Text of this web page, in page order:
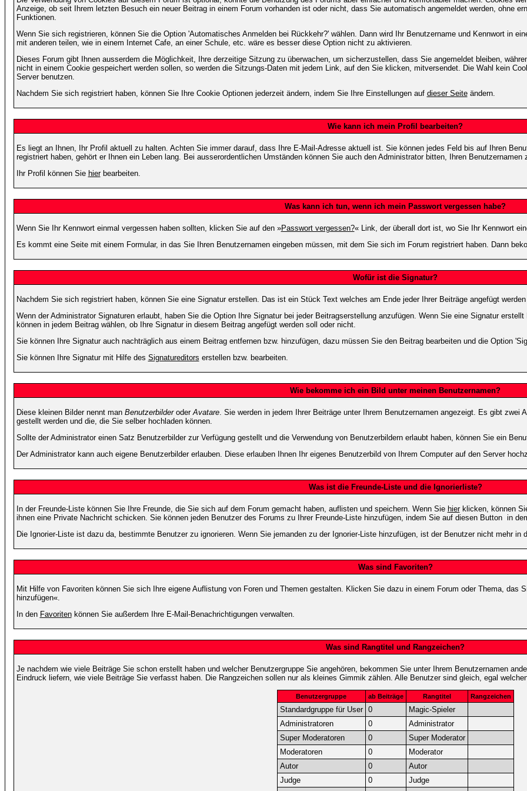
Anzeige, ob seit Ihrem letzten Besuch ein neuer Beitrag in einem Forum vorhanden ist oder nicht, dass Sie automatisch angemeldet werden, ohne
Funktionen.
Wenn Sie sich registrieren, können Sie die Option 'Automatisches Anmelden bei Rückkehr?' wählen. Dann wird Ihr Benutzername und Kennwort in
mit anderen teilen, wie in einem Internet Cafe, an einer Schule, etc. wäre es besser diese Option nicht zu aktivieren.
Dieses Forum gibt Ihnen ausserdem die Möglichkeit, Ihre derzeitige Sitzung zu überwachen, um sicherzustellen, dass Sie angemeldet bleiben,
nicht in einem Cookie gespeichert werden sollen, so werden die Sitzungs-Daten mit jedem Link, auf den Sie klicken, mitversendet. Die Wahl kein
Server benutzen.
Nachdem Sie sich registriert haben, können Sie Ihre Cookie Optionen jederzeit ändern, indem Sie Ihre Einstellungen auf dieser Seiteändern.
Wie kann ich mein Profil bearbeiten?
Es liegt an Ihnen, Ihr Profil aktuell zu halten. Achten Sie immer darauf, dass Ihre E-Mail-Adresse aktuell ist. Sie können jedes Feld bis auf Ihren
registriert haben, gehört er Ihnen ein Leben lang. Bei ausserordentlichen Umständen können Sie auch den Administrator bitten, Ihren
Ihr Profil können Sie hierbearbeiten.
Was kann ich tun, wenn ich mein Passwort vergessen habe?
Wenn Sie Ihr Kennwort einmal vergessen haben sollten, klicken Sie auf den »Passwort vergessen?« Link, der überall dort ist, wo Sie Ihr Kennwort
Es kommt eine Seite mit einem Formular, in das Sie Ihren Benutzernamen eingeben müssen, mit dem Sie sich im Forum registriert haben. Dann
Wofür ist die Signatur?
Nachdem Sie sich registriert haben, können Sie eine Signatur erstellen. Das ist ein Stück Text welches am Ende jeder Ihrer Beiträge angefügt
Wenn der Administrator Signaturen erlaubt, haben Sie die Option Ihre Signatur bei jeder Beitragserstellung anzufügen. Wenn Sie eine Signatur
können in jedem Beitrag wählen, ob Ihre Signatur in diesem Beitrag angefügt werden soll oder nicht.
Sie können Ihre Signatur auch nachträglich aus einem Beitrag entfernen bzw. hinzufügen, dazu müssen Sie den Beitrag bearbeiten und die Option
Sie können Ihre Signatur mit Hilfe des Signatureditors erstellen bzw. bearbeiten.
Wie bekomme ich ein Bild unter meinen Benutzernamen?
Diese kleinen Bilder nennt man BenutzerbilderoderAvatare. Sie werden in jedem Ihrer Beiträge unter Ihrem Benutzernamen angezeigt. Es gibt zwei
gestellt werden und die, die Sie selber hochladen können.
Sollte der Administrator einen Satz Benutzerbilder zur Verfügung gestellt und die Verwendung von Benutzerbildern erlaubt haben, können Sie ein
Der Administrator kann auch eigene Benutzerbilder erlauben. Diese erlauben Ihnen Ihr eigenes Benutzerbild von Ihrem Computer auf den Server
Was ist die Freunde-Liste und die Ignorierliste?
In der Freunde-Liste können Sie Ihre Freunde, die Sie sich auf dem Forum gemacht haben, auflisten und speichern. Wenn Sie hierklicken, können
ihnen eine Private Nachricht schicken. Sie können jeden Benutzer des Forums zu Ihrer Freunde-Liste hinzufügen, indem Sie auf diesen Button in
Die Ignorier-Liste ist dazu da, bestimmte Benutzer zu ignorieren. Wenn Sie jemanden zu der Ignorier-Liste hinzufügen, ist der Benutzer nicht mehr
Was sind Favoriten?
Mit Hilfe von Favoriten können Sie sich Ihre eigene Auflistung von Foren und Themen gestalten. Klicken Sie dazu in einem Forum oder Thema, das
hinzufügen«.
In den Favoritenkönnen Sie außerdem Ihre E-Mail-Benachrichtigungen verwalten.
Was sind Rangtitel und Rangzeichen?
Je nachdem wie viele Beiträge Sie schon erstellt haben und welcher Benutzergruppe Sie angehören, bekommen Sie unter Ihrem Benutzernamen
Eindruck liefern, wie viele Beiträge Sie verfasst haben. Die Rangzeichen sollen nur als kleines Gimmik zählen. Alle Benutzer sind gleich, egal
Benutzergruppe ab Beiträge Rangtitel Rangzeichen
Standardgruppe für User 0
Magic-Spieler
Administratoren
0
Administrator
Super Moderatoren
0
Super Moderator
Moderatoren
0
Moderator
Autor
0
Autor
Judge
0
Judge